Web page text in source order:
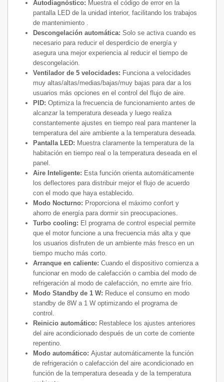
Autodiagnóstico: Muestra el código de error en la
pantalla LED de la unidad interior, facilitando los trabajos
de mantenimiento .
Descongelación automática: Solo se activa cuando es
necesario para reducir el desperdicio de energía y
asegura una mejor experiencia al reducir el tiempo de
descongelación.
Ventilador de 5 velocidades: Funciona a velocidades
muy altas/altas/medias/bajas/muy bajas para dar a los
usuarios más opciones en el control del flujo de aire.
PID: Optimiza la frecuencia de funcionamiento antes de
alcanzar la temperatura deseada y luego realiza
constantemente ajustes en tiempo real para mantener la
temperatura del aire ambiente a la temperatura deseada.
Pantalla LED: Muestra claramente la temperatura de la
habitación en tiempo real o la temperatura deseada en el
panel.
Aire Inteligente: Esta función orienta automáticamente
los deflectores para distribuir mejor el flujo de acuerdo
con el modo que haya establecido.
Modo Nocturno: Proporciona el máximo confort y
ahorro de energía para dormir sin preocupaciones.
Turbo cooling: El programa de control especial permite
que el motor funcione a una frecuencia más alta y que
los usuarios disfruten de un ambiente más fresco en un
tiempo mucho más corto.
Arranque en caliente: Cuando el dispositivo comienza a
funcionar en modo de calefacción o cambia del modo de
refrigeración al modo de calefacción, no emrte aire frío.
Modo Standby de 1 W: Reduce el consumo en modo
standby de 8W a 1 W optimizando el programa de
control.
Reinicio automático: Restablece los ajustes anteriores
del aire acondicionado después de un corte de corriente
repentino.
Modo automático: Ajustar automáticamente la función
de refrigeración o calefacción del aire acondicionado en
función de la temperatura deseada y de la temperatura